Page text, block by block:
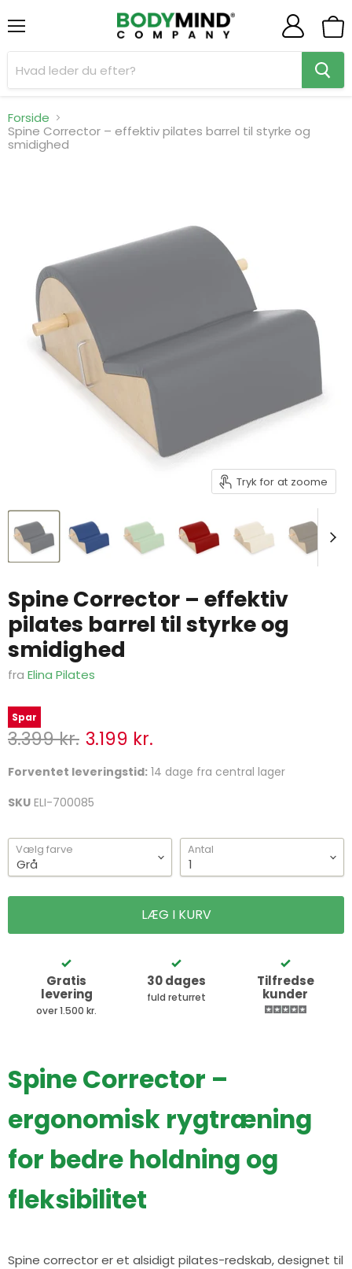
Forside
Spine Corrector – effektiv pilates barrel til styrke og
smidighed
Tryk for at zoome
Spine Corrector – effektiv
pilates barrel til styrke og
smidighed
fra Elina Pilates
Spar
Normal pris
3.399 kr. Ny pris
3.199 kr.
Forventet leveringstid: 14 dage fra central lager
SKU ELI-700085
Vælg farve Antal
LÆG I KURV
Gratis
levering
over 1.500 kr.
30 dages
fuld returret
Tilfredse
kunder
Spine Corrector –
ergonomisk rygtræning
for bedre holdning og
fleksibilitet
Spine corrector er et alsidigt pilates-redskab, designet til